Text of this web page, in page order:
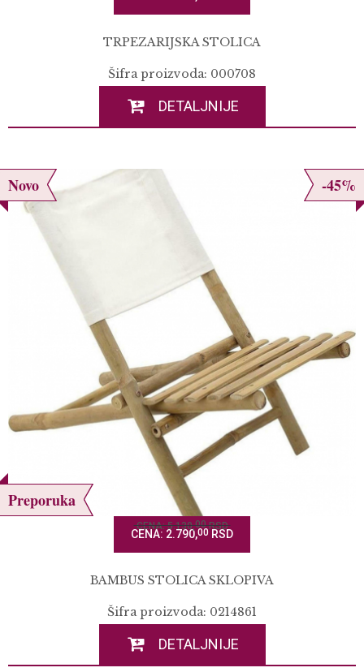
TRPEZARIJSKA STOLICA
Šifra proizvoda: 000708
DETALJNIJE
Novo -45%
Preporuka
CENA: 5.130,00RSD
CENA: 2.790,00 RSD
BAMBUS STOLICA SKLOPIVA
Šifra proizvoda: 0214861
DETALJNIJE